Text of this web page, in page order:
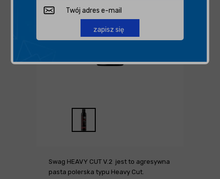
Swag HEAVY CUT V.2 jest to agresywna
pasta polerska typu Heavy Cut.
zapisz się